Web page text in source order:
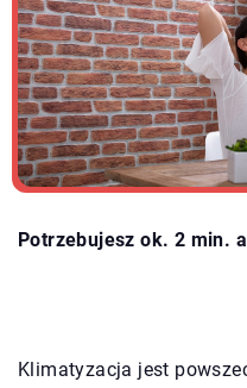
Potrzebujesz ok. 2 min.
Klimatyzacja jest